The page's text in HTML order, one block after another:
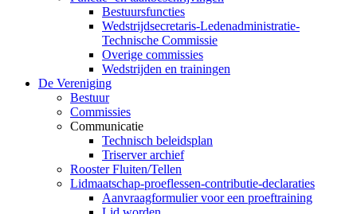
Bestuursfuncties
Wedstrijdsecretaris-Ledenadministratie-
Technische Commissie
Overige commissies
Wedstrijden en trainingen
De Vereniging
Bestuur
Commissies
Communicatie
Technisch beleidsplan
Triserver archief
Rooster Fluiten/Tellen
Lidmaatschap-proeflessen-contributie-declaraties
Aanvraagformulier voor een proeftraining